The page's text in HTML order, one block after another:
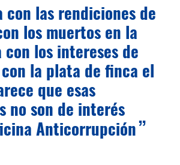
con las rendiciones de
los muertos en la
con los intereses de
la plata de finca el
que esas
no son de interés
Anticorrupción